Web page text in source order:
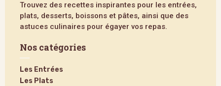
Trouvez des recettes inspirantes pour les entrées,
plats, desserts, boissons et pâtes, ainsi que des
astuces culinaires pour égayer vos repas.
Nos catégories
Les Entrées
Les Plats